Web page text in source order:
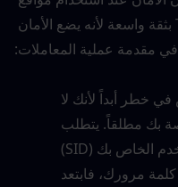
في مقدمة عملية المعاملات: